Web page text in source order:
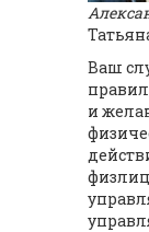
Ваш
и